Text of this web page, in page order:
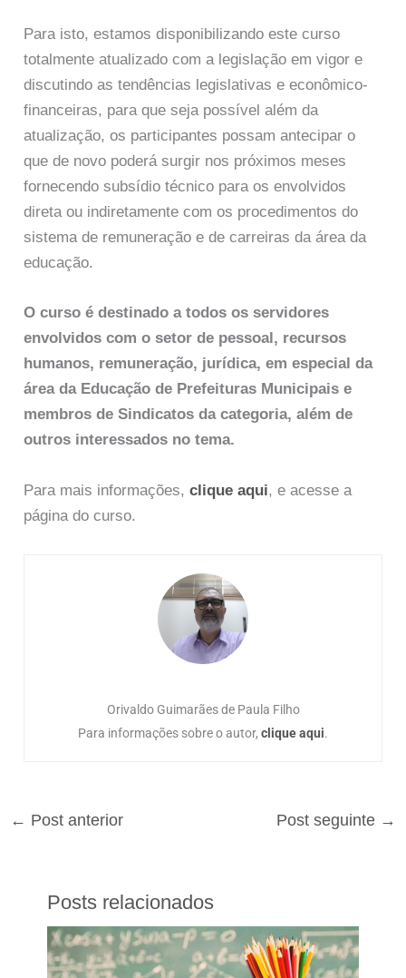
Para isto, estamos disponibilizando este curso
totalmente atualizado com a legislação em vigor e
discutindo as tendências legislativas e econômico-
financeiras, para que seja possível além da
atualização, os participantes possam antecipar o
que de novo poderá surgir nos próximos meses
fornecendo subsídio técnico para os envolvidos
direta ou indiretamente com os procedimentos do
sistema de remuneração e de carreiras da área da
educação.
O curso é destinado a todos os servidores
envolvidos com o setor de pessoal, recursos
humanos, remuneração, jurídica, em especial da
área da Educação de Prefeituras Municipais e
membros de Sindicatos da categoria, além de
outros interessados no tema.
Para mais informações,clique aqui, e acesse a
página do curso.
Orivaldo Guimarães de Paula Filho
Para informações sobre o autor, clique aqui.
← Post anterior Post seguinte →
Posts relacionados